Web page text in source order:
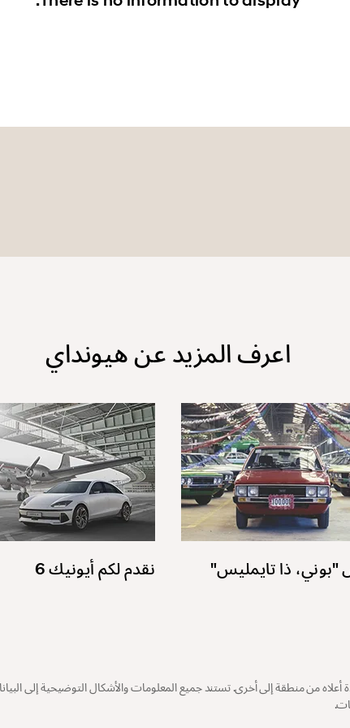
اعرف المزيد عن هيونداي
ذا تايمليس" نقدم لكم أيونيك 6
من منطقة إلى أخرى. تستند جميع المعلومات والأشكال التوضيحية إلى